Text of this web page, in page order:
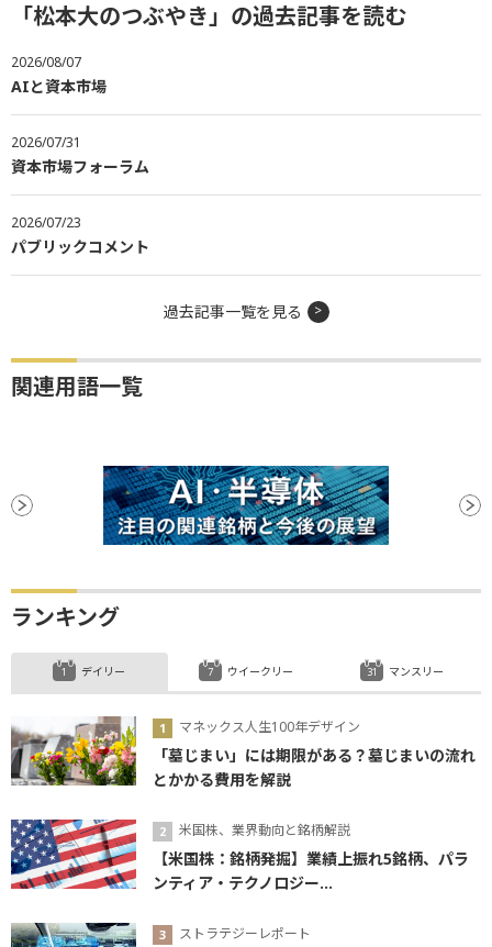
「松本大のつぶやき」の過去記事を読む
2026/08/07
AIと資本市場
2026/07/31
資本市場フォーラム
2026/07/23
パブリックコメント
過去記事一覧を見る
関連用語一覧
ランキング
デイリー
マネックス人生100年デザイン
「墓じまい」には期限がある？墓じまいの流れ
とかかる費用を解説
米国株、業界動向と銘柄解説
【米国株：銘柄発掘】業績上振れ5銘柄、パラ
ンティア・テクノロジー...
ストラテジーレポート
ウイークリー マンスリー